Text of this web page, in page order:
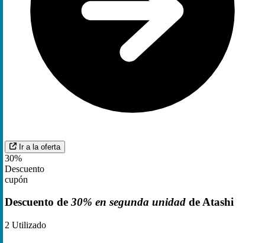
Ir a la oferta
30%
Descuento
cupón
Descuento de 30% en segunda unidad de Atashi
2 Utilizado